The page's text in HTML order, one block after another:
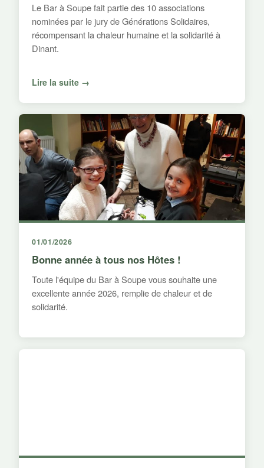
Le Bar à Soupe fait partie des 10 associations
nominées par le jury de Générations Solidaires,
récompensant la chaleur humaine et la solidarité à
Dinant.
Lire la suite →
01/01/2026
Bonne année à tous nos Hôtes !
Toute l'équipe du Bar à Soupe vous souhaite une
excellente année 2026, remplie de chaleur et de
solidarité.